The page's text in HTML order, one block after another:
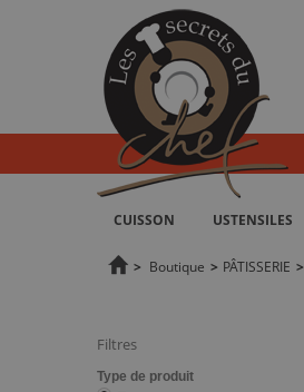
CUISSON USTENSILES
> Boutique > PÂTISSERIE >
Filtres
Type de produit